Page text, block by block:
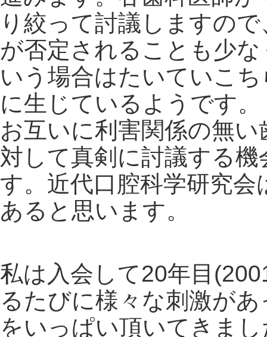
り絞って討議しますの
が否定されることも少
いう場合はたいていこ
に生じているようです。
お互いに利害関係の無
対して真剣に討議する
す。近代口腔科学研究
あると思います。
私は入会して20年目
るたびに様々な刺激が
をいっぱい頂いてきま